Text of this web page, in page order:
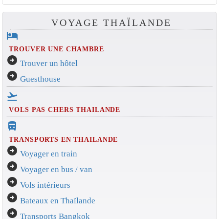
VOYAGE THAÏLANDE
hotel
TROUVER UNE CHAMBRE
arrow_circle_right Trouver un hôtel
arrow_circle_right Guesthouse
flight_takeoff
VOLS PAS CHERS THAILANDE
directions_bus_filled
TRANSPORTS EN THAILANDE
arrow_circle_right Voyager en train
arrow_circle_right Voyager en bus / van
arrow_circle_right Vols intérieurs
arrow_circle_right Bateaux en Thaïlande
arrow_circle_right Transports Bangkok